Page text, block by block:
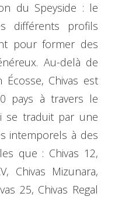
du Speyside : le
différents profils
pour former des
Au-delà de
Chivas est
pays à travers le
se traduit par une
intemporels à des
que : Chivas 12,
Chivas Mizunara,
25, Chivas Regal